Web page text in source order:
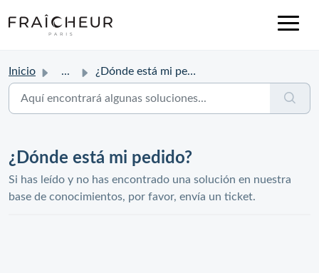
Inicio ... ¿Dónde está mi pedido?
¿Dónde está mi pedido?
Si has leído y no has encontrado una solución en nuestra
base de conocimientos, por favor, envía un ticket.